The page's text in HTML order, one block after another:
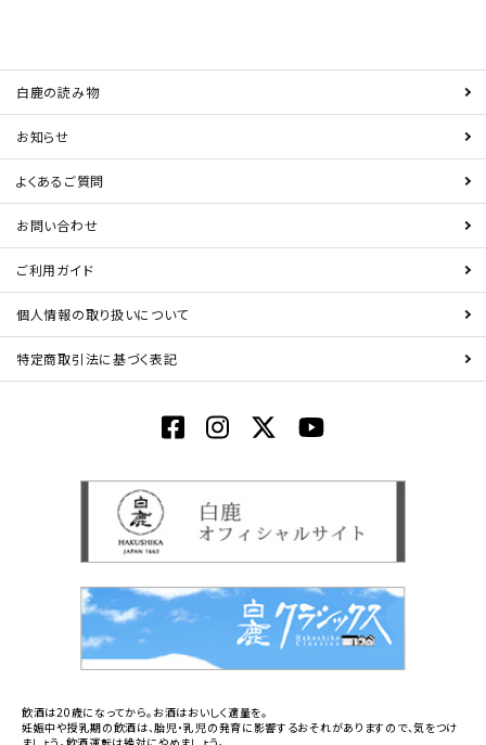
白鹿の読み物
お知らせ
よくあるご質問
お問い合わせ
ご利用ガイド
個人情報の取り扱いについて
特定商取引法に基づく表記
飲酒は20歳になってから。お酒はおいしく適量を。
妊娠中や授乳期の飲酒は、胎児・乳児の発育に影響するおそれがありますので、気をつけ